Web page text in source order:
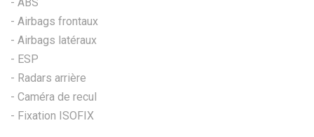
- Airbags frontaux
- Airbags latéraux
- ESP
- Radars arrière
- Caméra de recul
- Fixation ISOFIX